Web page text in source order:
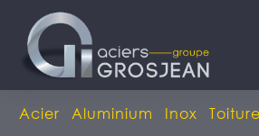
Acier Aluminium Inox